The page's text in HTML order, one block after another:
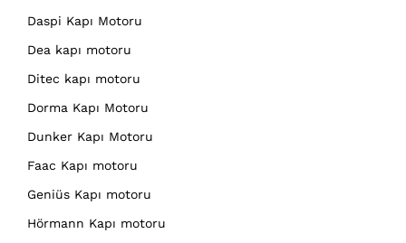
Daspi Kapı Motoru
Dea kapı motoru
Ditec kapı motoru
Dorma Kapı Motoru
Dunker Kapı Motoru
Faac Kapı motoru
Geniüs Kapı motoru
Hörmann Kapı motoru